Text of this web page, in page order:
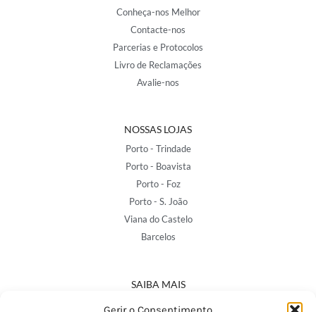
Conheça-nos Melhor
Contacte-nos
Parcerias e Protocolos
Livro de Reclamações
Avalie-nos
NOSSAS LOJAS
Porto - Trindade
Porto - Boavista
Porto - Foz
Porto - S. João
Viana do Castelo
Barcelos
SAIBA MAIS
Política de Privacidade